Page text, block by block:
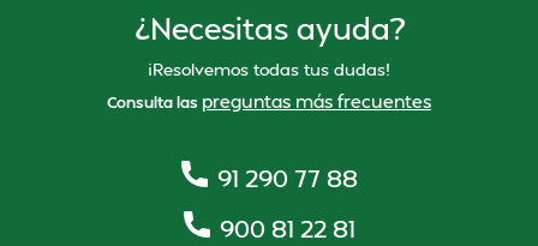
¿Necesitas ayuda?
¡Resolvemos todas tus dudas!
Consulta las preguntas más frecuentes
91 290 77 88
900 81 22 81